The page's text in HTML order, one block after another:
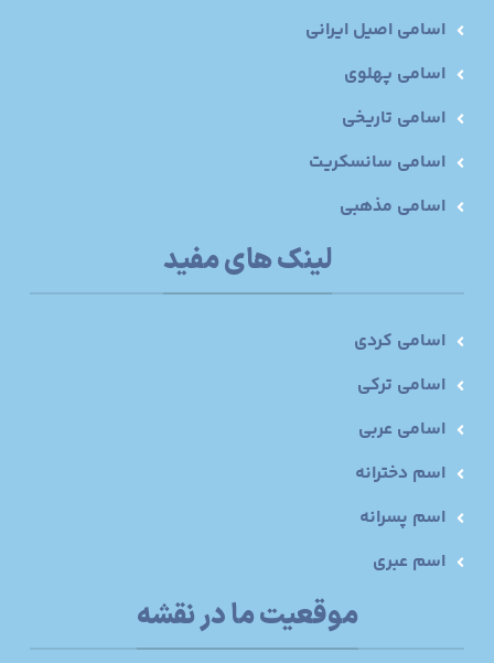
اسامی اصیل ایرانی
اسامی پهلوی
اسامی تاریخی
اسامی سانسکریت
اسامی مذهبی
لینک های مفید
اسامی کردی
اسامی ترکی
اسامی عربی
اسم دخترانه
اسم پسرانه
اسم عبری
موقعیت ما در نقشه